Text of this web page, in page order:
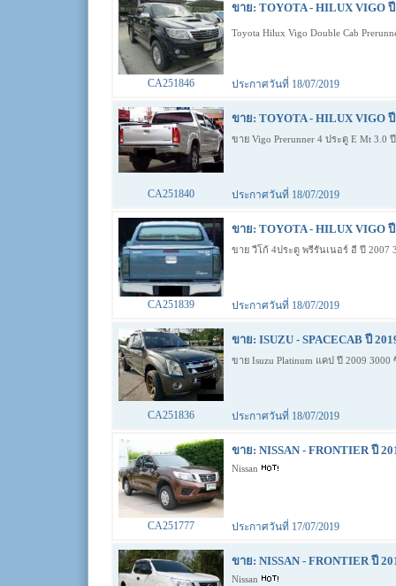
ขาย: TOYOTA - HILUX VIGO
Toyota Hilux Vigo Double Cab
CA251846 ประกาศวันที่ 18/07/2019
ขาย: TOYOTA - HILUX VIGO
ขาย Vigo Prerunner 4 ประตู E Mt 3.0
CA251840 ประกาศวันที่ 18/07/2019
ขาย: TOYOTA - HILUX VIGO
ขาย วีโก้ 4ประตู พรีรันเนอร์ อี ปี 2007
CA251839 ประกาศวันที่ 18/07/2019
ขาย: ISUZU - SPACECAB ปี
ขาย Isuzu Platinum แคป ปี 2009
CA251836 ประกาศวันที่ 18/07/2019
ขาย: NISSAN - FRONTIER ปี
Nissan
CA251777 ประกาศวันที่ 17/07/2019
ขาย: NISSAN - FRONTIER ปี
Nissan